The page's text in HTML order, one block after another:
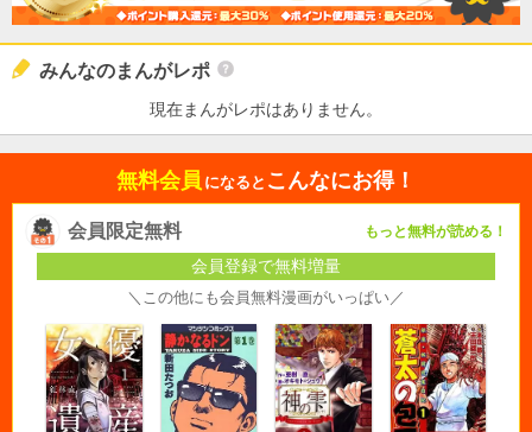
みんなのまんがレポ
現在まんがレポはありません。
無料会員 になると こんなにお得！
会員限定無料 もっと無料が読める！
会員登録で無料増量
＼この他にも会員無料漫画がいっぱい／